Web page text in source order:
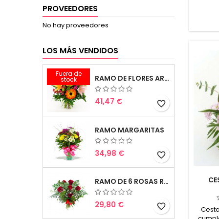
PROVEEDORES
No hay proveedores
LOS MÁS VENDIDOS
Fuera de
stock RAMO DE FLORES ARMONIA
41,47 € favorite_border
RAMO MARGARITAS
34,98 € favorite_border
RAMO DE 6 ROSAS ROJAS
29,80 € favorite_border
esa
etc.